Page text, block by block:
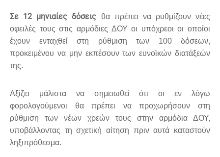
Σε 12 μηνιαίες δόσεις θα πρέπει να ρυθμίζουν νέες
οφειλές τους στις αρμόδιες ΔΟΥ οι υπόχρεοι οι οποίοι
έχουν ενταχθεί στη ρύθμιση των 100 δόσεων,
προκειμένου να μην εκπέσουν των ευνοϊκών διατάξεών
της.
Αξίζει μάλιστα να σημειωθεί ότι οι εν λόγω
φορολογούμενοι θα πρέπει να προχωρήσουν στη
ρύθμιση των νέων χρεών τους στην αρμόδια ΔΟΥ,
υποβάλλοντας τη σχετική αίτηση πριν αυτά καταστούν
ληξιπρόθεσμα.